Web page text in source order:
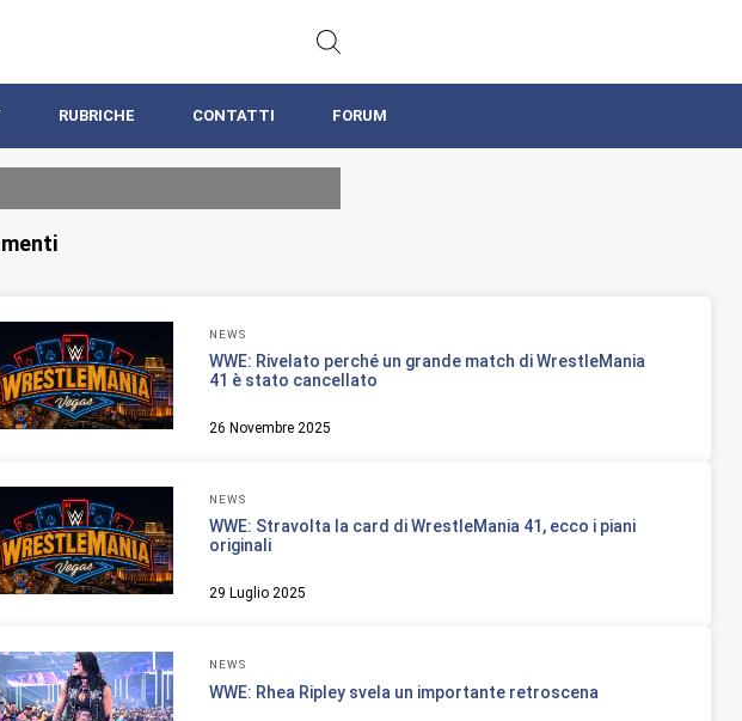
RUBRICHE CONTATTI FORUM
NEWS
WWE: Rivelato perché un grande match di WrestleMania
41 è stato cancellato
26 Novembre 2025
NEWS
WWE: Stravolta la card di WrestleMania 41, ecco i piani
originali
29 Luglio 2025
NEWS
WWE: Rhea Ripley svela un importante retroscena